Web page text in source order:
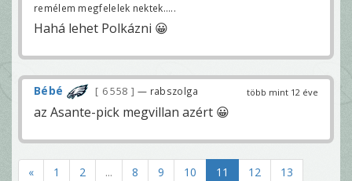
remélem megfelelek nektek.....
Hahá lehet Polkázni 😀
több mint 12 éve
Bébé 6 558 — rabszolga
az Asante-pick megvillan azért 😀
« 1 2 ... 8 9 10 11 12
13